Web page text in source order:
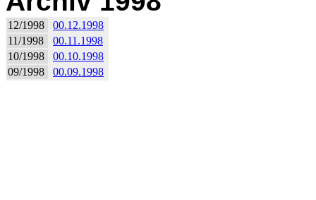
12/1998
00.12.1998
11/1998
00.11.1998
10/1998
00.10.1998
09/1998
00.09.1998